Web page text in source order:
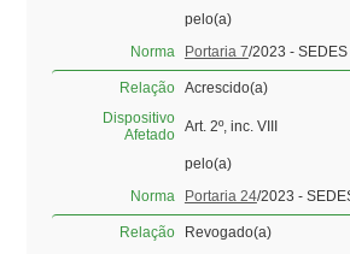
pelo(a)
Norma
Portaria 7/2023 - SEDES
Relação Acrescido(a)
Dispositivo
Afetado Art. 2º, inc. VIII
pelo(a)
Norma
Portaria 24/2023 -
Relação
Revogado(a)